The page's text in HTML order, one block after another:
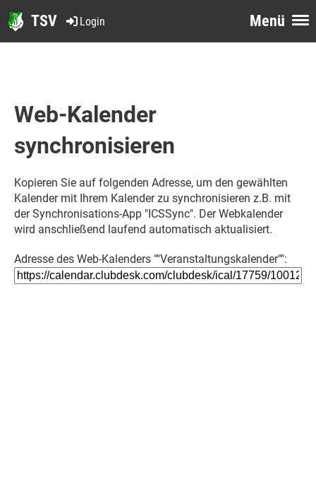
Menü
Login
TSV
Web-Kalender
synchronisieren
Kopieren Sie auf folgenden Adresse, um den gewählten
Kalender mit Ihrem Kalender zu synchronisieren z.B. mit
der Synchronisations-App "ICSSync". Der Webkalender
wird anschließend laufend automatisch aktualisiert.
Adresse des Web-Kalenders ""Veranstaltungskalender"":